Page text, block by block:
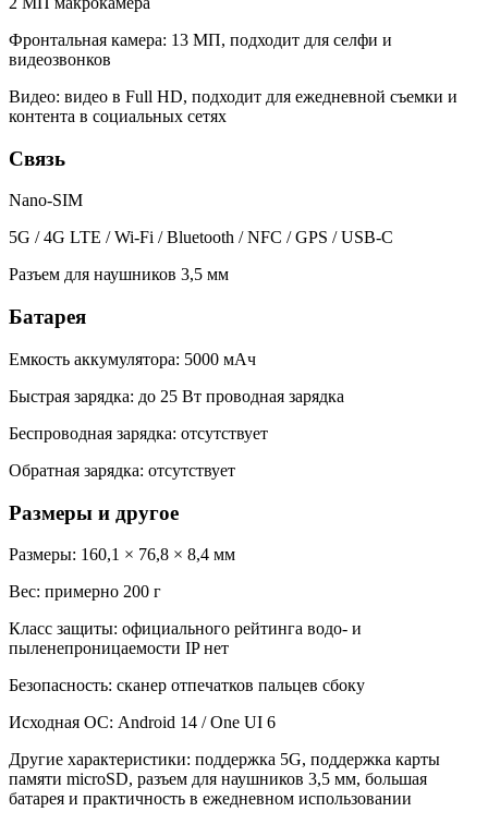
Фронтальная камера: 13 МП, подходит для селфи и
видеозвонков
Видео: видео в Full HD, подходит для ежедневной съемки и
контента в социальных сетях
Связь
Nano-SIM
5G / 4G LTE / Wi-Fi / Bluetooth / NFC / GPS / USB-C
Разъем для наушников 3,5 мм
Батарея
Емкость аккумулятора: 5000 мАч
Быстрая зарядка: до 25 Вт проводная зарядка
Беспроводная зарядка: отсутствует
Обратная зарядка: отсутствует
Размеры и другое
Размеры: 160,1 × 76,8 × 8,4 мм
Вес: примерно 200 г
Класс защиты: официального рейтинга водо- и
пыленепроницаемости IP нет
Безопасность: сканер отпечатков пальцев сбоку
Исходная ОС: Android 14 / One UI 6
Другие характеристики: поддержка 5G, поддержка карты
памяти microSD, разъем для наушников 3,5 мм, большая
батарея и практичность в ежедневном использовании